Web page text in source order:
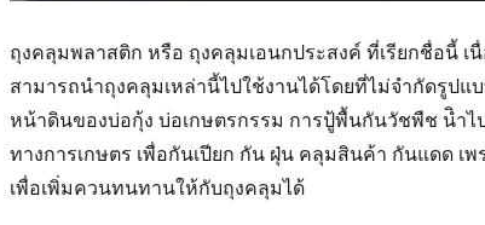
ถุงคลุมพลาสติก หรือ ถุงคลุมเอนกประสงค์ ที่เรียกชื่อนี้ เ
สามารถนำถุงคลุมเหล่านี้ไปใช้งานได้โดยที่ไม่จำกัดรูปแ
หน้าดินของบ่อกุ้ง บ่อเกษตรกรรม การปู้พื้นกันวัชพืช นิำไ
ทางการเกษตร เพื่อกันเปียก กัน ฝุ่น คลุมสินค้า กันแดด เ
เพื่อเพิ่มควนทนทานให้กับถุงคลุมได้